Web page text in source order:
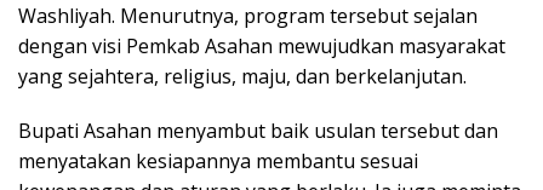
Washliyah. Menurutnya, program tersebut sejalan
dengan visi Pemkab Asahan mewujudkan masyarakat
yang sejahtera, religius, maju, dan berkelanjutan.
Bupati Asahan menyambut baik usulan tersebut dan
menyatakan kesiapannya membantu sesuai